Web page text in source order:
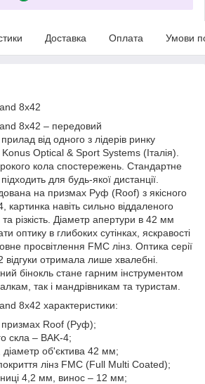
Доставка Оплата Умови
8x42
8x42 – передовий
від одного з лідерів ринку
Optical & Sport Systems (Італія).
кола спостережень. Стандартне
для будь-якої дистанції.
на призмах Руф (Roof) з якісного
картинка навіть сильно віддаленого
та різкість. Діаметр апертури в 42 мм
оптику в глибоких сутінках, яскравості
просвітлення FMC лінз. Оптика серії
отримала лише хвалебні.
бінокль стане гарним інструментом
так і мандрівникам та туристам.
8x42 характеристики:
Roof (Руф);
скла – BАK-4;
об'єктива 42 мм;
лінз FMC (Full Multi Coated);
4,2 ​​мм, винос – 12 мм;